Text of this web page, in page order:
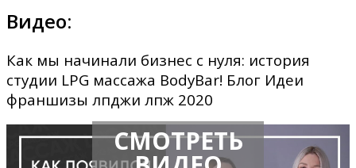
Видео:
Как мы начинали бизнес с нуля: история
студии LPG массажа BodyBar! Блог Идеи
франшизы лпджи лпж 2020
СМОТРЕТЬ